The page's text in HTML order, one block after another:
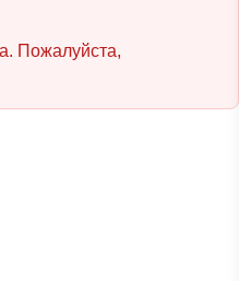
Пожалуйста,